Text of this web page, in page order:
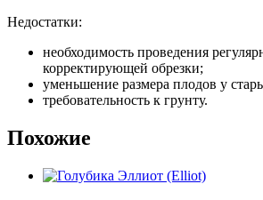
Недостатки:
необходимость проведения
корректирующей обрезки;
уменьшение размера плодов у
требовательность к грунту.
Похожие